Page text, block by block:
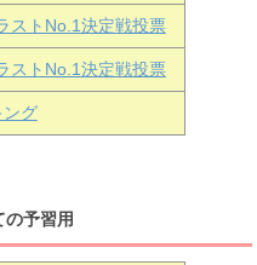
ストNo.1決定戦投票
ストNo.1決定戦投票
グ
予習用